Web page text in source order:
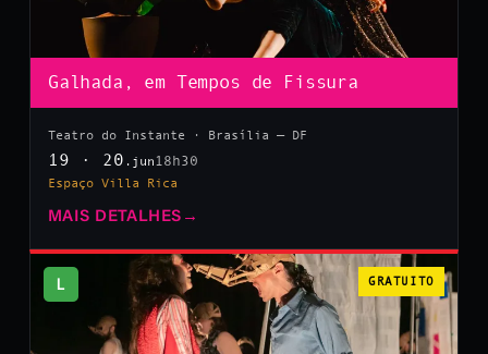
Galhada, em Tempos de Fissura
Teatro do Instante · Brasília — DF
19 · 20 .jun 18h30
Espaço Villa Rica
MAIS DETALHES →
L GRATUITO